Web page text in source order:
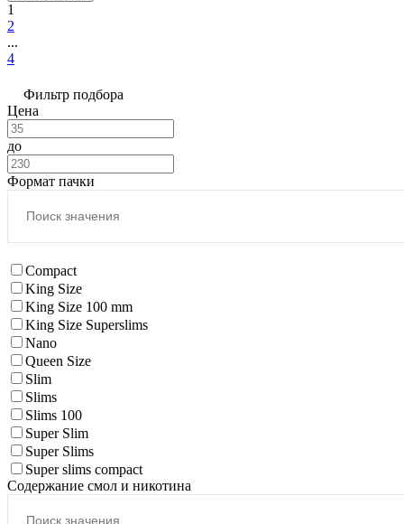
1
2
...
4
Фильтр подбора
Цена
до
Формат пачки
Compact
King Size
King Size 100 mm
King Size Superslims
Nano
Queen Size
Slim
Slims
Slims 100
Super Slim
Super Slims
Super slims compact
Содержание смол и никотина